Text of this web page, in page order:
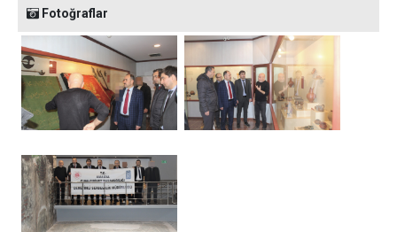
Fotoğraflar